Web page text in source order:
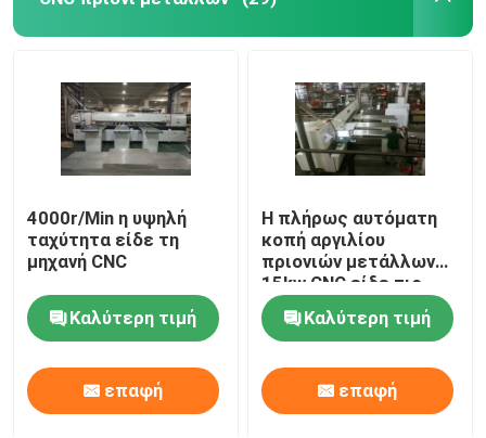
4000r/Min η υψηλή
ταχύτητα είδε τη
μηχανή CNC
Καλύτερη τιμή
επαφή
Η πλήρως αυτόματη
κοπή αργιλίου
πριονιών μετάλλων
15kw CNC είδε τις
μηχανές 4000r/min
Καλύτερη τιμή
επαφή